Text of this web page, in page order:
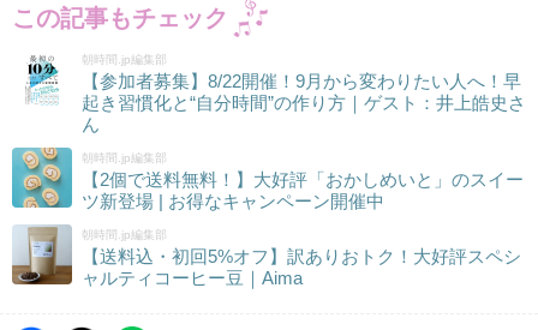
この記事もチェック
朝時間.jp編集部
【参加者募集】8/22開催！9月から変わりたい人へ！早
起き習慣化と“自分時間”の作り方｜ゲスト：井上皓史さ
ん
朝時間.jp編集部
【2個で送料無料！】大好評「おかしめいと」のスイー
ツ新登場 | お得なキャンペーン開催中
朝時間.jp編集部
【送料込・初回5%オフ】訳ありおトク！大好評スペシ
ャルティコーヒー豆｜Aima